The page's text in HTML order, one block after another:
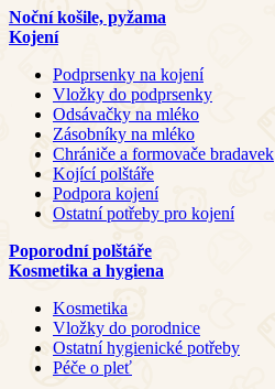
Noční košile, pyžama
Kojení
Podprsenky na kojení
Vložky do podprsenky
Odsávačky na mléko
Zásobníky na mléko
Chrániče a formovače bradavek
Kojící polštáře
Podpora kojení
Ostatní potřeby pro kojení
Poporodní polštáře
Kosmetika a hygiena
Kosmetika
Vložky do porodnice
Ostatní hygienické potřeby
Péče o pleť